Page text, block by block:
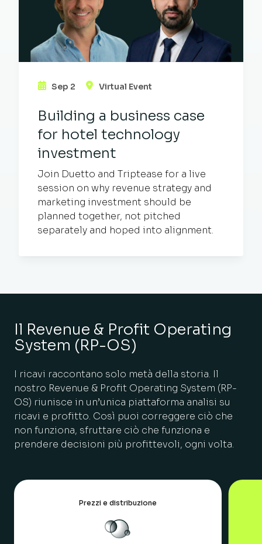
Sep 2 Virtual Event
Building a business case
for hotel technology
investment
Join Duetto and Triptease for a live
session on why revenue strategy and
marketing investment should be
planned together, not pitched
separately and hoped into alignment.
Il Revenue & Profit Operating
System (RP-OS)
I ricavi raccontano solo metà della storia. Il
nostro Revenue & Profit Operating System (RP-
OS) riunisce in un’unica piattaforma analisi su
ricavi e profitto. Così puoi correggere ciò che
non funziona, sfruttare ciò che funziona e
prendere decisioni più profittevoli, ogni volta.
Prezzi e distribuzione